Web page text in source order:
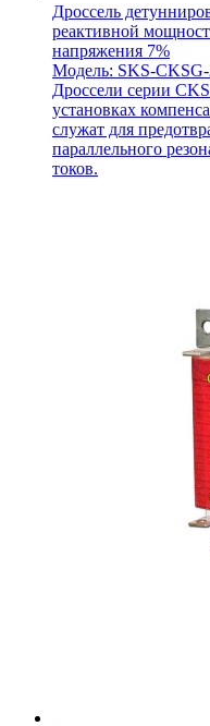
Дроссель
реактивной
напряжения 7%
Модель: SKS-
Дроссели серии
установках
служат для
параллельного
токов.